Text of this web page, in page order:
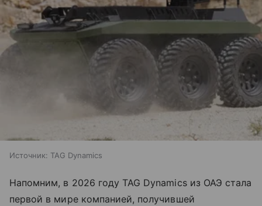
Источник: TAG Dynamics
Напомним, в 2026 году TAG Dynamics из ОАЭ стала
первой в мире компанией, получившей